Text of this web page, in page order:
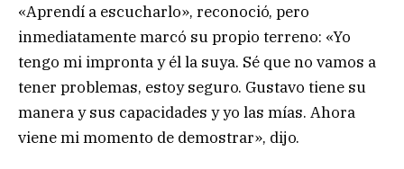
«Aprendí a escucharlo», reconoció, pero
inmediatamente marcó su propio terreno: «Yo
tengo mi impronta y él la suya. Sé que no vamos a
tener problemas, estoy seguro. Gustavo tiene su
manera y sus capacidades y yo las mías. Ahora
viene mi momento de demostrar», dijo.